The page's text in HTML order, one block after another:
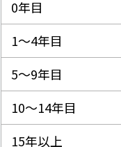
0年目
1〜4年目
5〜9年目
10〜14年目
15年以上